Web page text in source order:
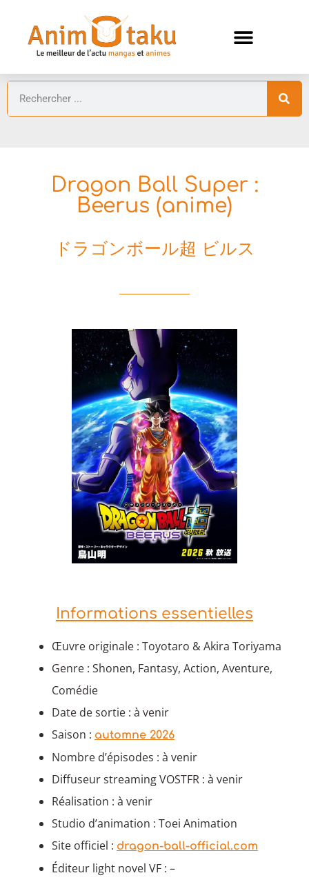
Dragon Ball Super :
Beerus (anime)
ドラゴンボール超 ビルス
Informations essentielles
Œuvre originale : Toyotaro & Akira Toriyama
Genre : Shonen, Fantasy, Action, Aventure,
Comédie
Date de sortie : à venir
Saison : automne 2026
Nombre d’épisodes : à venir
Diffuseur streaming VOSTFR : à venir
Réalisation : à venir
Studio d’animation : Toei Animation
Site officiel : dragon-ball-official.com
Éditeur light novel VF : –